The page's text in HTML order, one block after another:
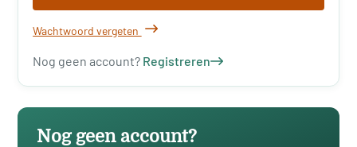
Wachtwoord vergeten
Nog geen account? Registreren
Nog geen account?